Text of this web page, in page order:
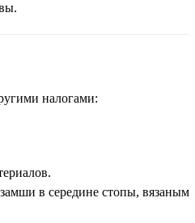
налогами:
в середине стопы, вязаным